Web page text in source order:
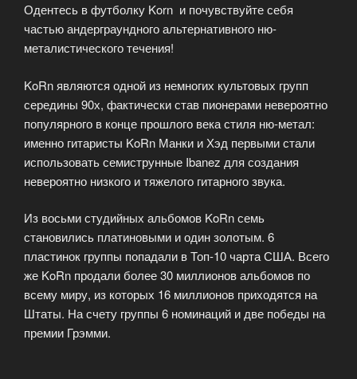
Одентесь в футболку Korn и почувствуйте себя
частью андерграундного альтернативного ню-
металистического течения!
KoRn являются одной из немногих культовых групп
середины 90х, фактически став пионерами невероятно
популярного в конце прошлого века стиля ню-метал:
именно гитаристы KoRn Манки и Хэд первыми стали
использовать семиструнные Ibanez для создания
невероятно низкого и тяжелого гитарного звука.
Из восьми студийных альбомов KoRn семь
становились платиновыми и один золотым. 6
пластинок группы попадали в Топ-10 чарта США. Всего
же KoRn продали более 30 миллионов альбомов по
всему миру, из которых 16 миллионов приходятся на
Штаты. На счету группы 6 номинаций и две победы на
премии Грэмми.